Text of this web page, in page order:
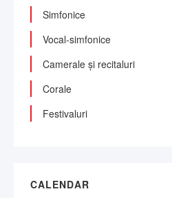
Simfonice
Vocal-simfonice
Camerale și recitaluri
Corale
Festivaluri
CALENDAR